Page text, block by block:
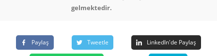
gelmektedir.
Paylaş Tweetle LinkedIn'de Paylaş